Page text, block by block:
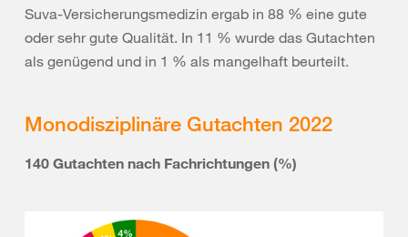
Suva-Versicherungsmedizin ergab in 88 % eine gute
oder sehr gute Qualität. In 11 % wurde das Gutachten
als genügend und in 1 % als mangelhaft beurteilt.
Monodisziplinäre Gutachten 2022
140 Gutachten nach Fachrichtungen (%)